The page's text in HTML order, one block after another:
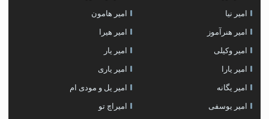
امیر نیا امیر هامون
امیر هنرآموز امیر هیرا
امیر وکیلی امیر یار
امیر یارا امیر یاری
امیر یگانه امیر یل و مودی ام
امیر یوسفی امیراچ تو